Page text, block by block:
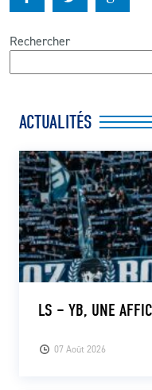
KIDS
CLUB
CONTACT
ACTUALITÉS
LS E-SHOP
Rechercher
ACTUALITÉS
07 Août 2026
LS – YB, UNE